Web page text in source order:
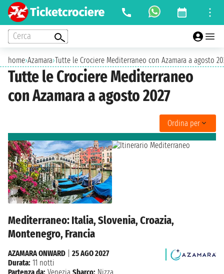
Cerca
home›Azamara›Tutte le Crociere Mediterraneo con Azamara a agosto
Tutte le Crociere Mediterraneo
con Azamara a agosto 2027
Ordina per
Mediterraneo: Italia, Slovenia, Croazia,
Montenegro, Francia
AZAMARA ONWARD
25 AGO 2027
Durata: 11 notti